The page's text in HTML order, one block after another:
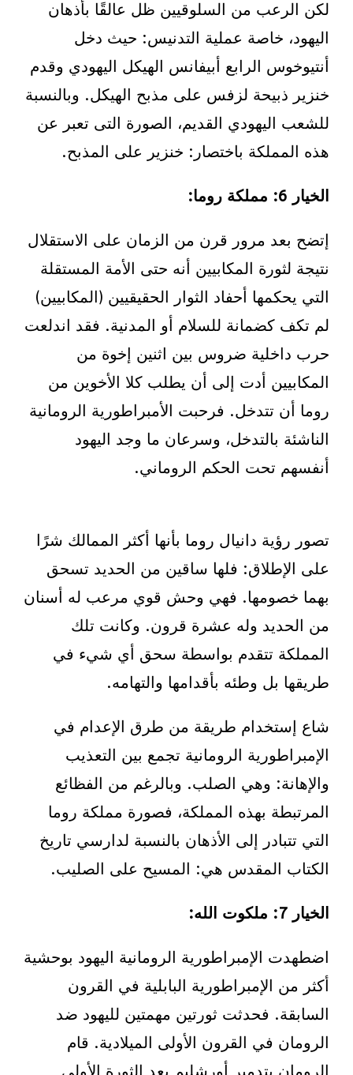
لكن الرعب من السلوقيين ظل عالقًا بأذهان
اليهود، خاصة عملية التدنيس: حيث دخل
أنتيوخوس الرابع أبيفانس الهيكل اليهودي وقدم
خنزير ذبيحة لزفس على مذبح الهيكل. وبالنسبة
للشعب اليهودي القديم، الصورة التى تعبر عن
هذه المملكة باختصار: خنزير على المذبح.
الخيار 6 : مملكة روما:
إتضح بعد مرور قرن من الزمان على الاستقلال
نتيجة لثورة المكابيين أنه حتى الأمة المستقلة
التي يحكمها أحفاد الثوار الحقيقيين (المكابيين)
لم تكف كضمانة للسلام أو المدنية. فقد اندلعت
حرب داخلية ضروس بين اثنين إخوة من
المكابيين أدت إلى أن يطلب كلا الأخوين من
روما أن تتدخل. فرحبت الأمبراطورية الرومانية
الناشئة بالتدخل، وسرعان ما وجد اليهود
أنفسهم تحت الحكم الروماني.
تصور رؤية دانيال روما بأنها أكثر الممالك شرًا
على الإطلاق: فلها ساقين من الحديد تسحق
بهما خصومها. فهي وحش قوي مرعب له أسنان
من الحديد وله عشرة قرون. وكانت تلك
المملكة تتقدم بواسطة سحق أي شيء في
طريقها بل وطئه بأقدامها والتهامه.
شاع إستخدام طريقة من طرق الإعدام في
الإمبراطورية الرومانية تجمع بين التعذيب
والإهانة: وهي الصلب. وبالرغم من الفظائع
المرتبطة بهذه المملكة، فصورة مملكة روما
التي تتبادر إلى الأذهان بالنسبة لدارسي تاريخ
الكتاب المقدس هي: المسيح على الصليب.
الخيار 7 : ملكوت الله:
اضطهدت الإمبراطورية الرومانية اليهود بوحشية
أكثر من الإمبراطورية البابلية في القرون
السابقة. فحدثت ثورتين مهمتين لليهود ضد
الرومان في القرون الأولى الميلادية. قام